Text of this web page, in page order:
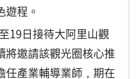
遊程。
19日接待大阿里山觀
將邀請該觀光圈核心推
任產業輔導業師，期在